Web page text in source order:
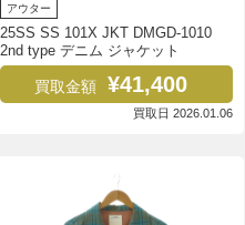
アウター
25SS SS 101X JKT DMGD-1010
2nd type デニム ジャケット
買取金額 ¥41,400
買取日 2026.01.06